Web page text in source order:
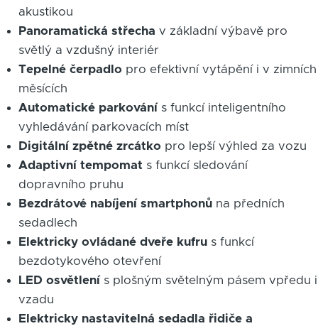
akustikou
Panoramatická střecha v základní výbavě pro
světlý a vzdušný interiér
Tepelné čerpadlopro efektivní vytápění i v zimních
měsících
Automatické parkovánís funkcí inteligentního
vyhledávání parkovacích míst
Digitální zpětné zrcátkopro lepší výhled za vozu
Adaptivní tempomat s funkcí sledování
dopravního pruhu
Bezdrátové nabíjení smartphonůna předních
sedadlech
Elektricky ovládané dveře kufrus funkcí
bezdotykového otevření
LED osvětlenís plošným světelným pásem vpředu i
vzadu
Elektricky nastavitelná sedadla řidiče a